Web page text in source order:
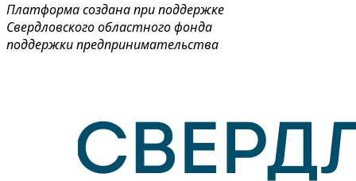
Платформа создана при поддержке
Свердловского областного фонда
поддержки предпринимательства